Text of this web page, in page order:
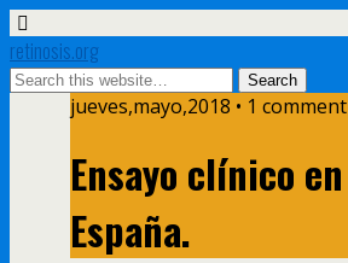
retinosis.org
jueves,mayo,2018 • 1 comment
Ensayo clínico en
España.